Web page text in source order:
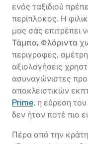
ενός ταξιδιού
περίπλοκος. Η
μας σάς επιτρέπει
Τάμπα, Φλόριντα
περιγραφές,
αξιολογήσεις
ασυναγώνιστες
αποκλειστικών
Prime, η εύρεση
δεν ήταν ποτέ πιο
Πέρα από την